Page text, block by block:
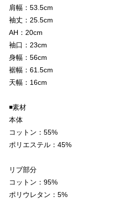
肩幅：53.5cm
袖丈：25.5cm
AH：20cm
袖口：23cm
身幅：56cm
裾幅：61.5cm
天幅：16cm
◾️素材
本体
コットン：55%
ポリエステル：45%
リブ部分
コットン：95%
ポリウレタン：5%